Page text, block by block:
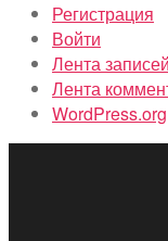
Регистрация
Войти
Лента записей
Лента
WordPress.org